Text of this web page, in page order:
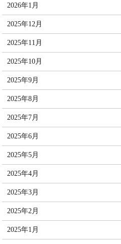
2026年1月
2025年12月
2025年11月
2025年10月
2025年9月
2025年8月
2025年7月
2025年6月
2025年5月
2025年4月
2025年3月
2025年2月
2025年1月